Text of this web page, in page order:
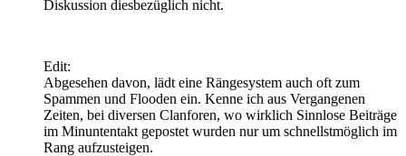
Diskussion diesbezüglich nicht.
Edit:
Abgesehen davon, lädt eine Rängesystem auch oft zum
Spammen und Flooden ein. Kenne ich aus Vergangenen
Zeiten, bei diversen Clanforen, wo wirklich Sinnlose Beiträge
im Minuntentakt gepostet wurden nur um schnellstmöglich im
Rang aufzusteigen.